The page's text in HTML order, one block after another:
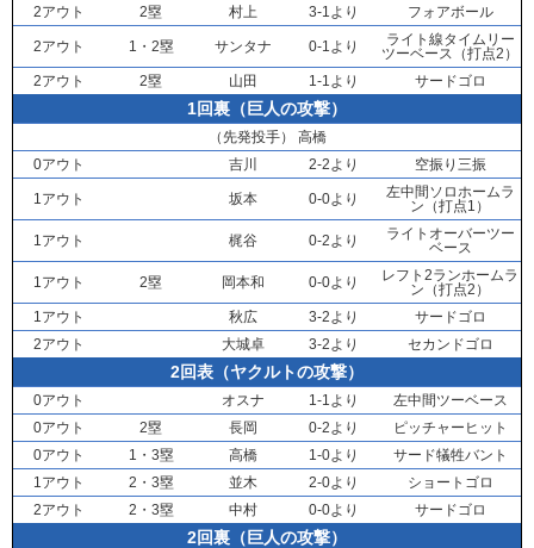
2アウト
2塁 村上 3-1より フォアボール
2アウト 1・2塁 サンタナ 0-1より
ライト線タイムリー
ツーベース（打点2）
2アウト
2塁 山田 1-1より サードゴロ
1回裏（巨人の攻撃）
（先発投手） 高橋
0アウト
吉川 2-2より 空振り三振
1アウト 坂本 0-0より
左中間ソロホームラ
ン（打点1）
1アウト 梶谷 0-2より
ライトオーバーツー
ベース
1アウト 2塁 岡本和 0-0より
レフト2ランホームラ
ン（打点2）
1アウト
秋広 3-2より
サードゴロ
2アウト
大城卓 3-2より セカンドゴロ
2回表（ヤクルトの攻撃）
0アウト オスナ 1-1より
左中間ツーベース
0アウト
2塁 長岡 0-2より
ピッチャーヒット
0アウト
1・3塁 高橋 1-0より
サード犠牲バント
1アウト
2・3塁 並木 2-0より
ショートゴロ
2アウト
2・3塁 中村 0-0より サードゴロ
2回裏（巨人の攻撃）